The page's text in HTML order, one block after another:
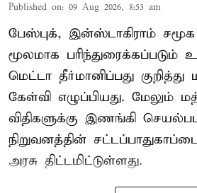
Published on: 09 Aug 2026, 8:53 am
பேஸ்புக், இன்ஸ்டாகிராம்
மூலமாக
மெட்டா தீர்மானிப்பது குறித்து
கேள்வி எழுப்பியது. மேலும்
விதிகளுக்கு இணங்கி
நிறுவனத்தின்
அரசு திட்டமிட்டுள்ளது.